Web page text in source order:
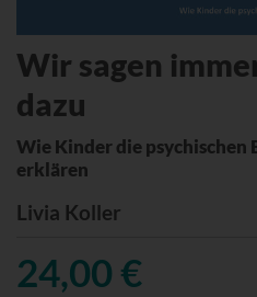
Wir sagen
dazu
Wie Kinder die
erklären
Livia Koller
24,00 €